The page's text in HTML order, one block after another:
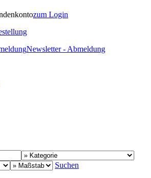
zum Login
Newsletter - Abmeldung
Suchen